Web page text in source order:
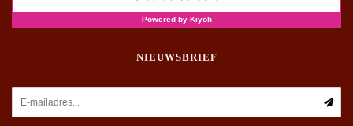
NIEUWSBRIEF